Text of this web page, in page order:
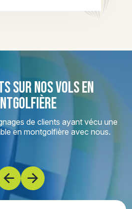
SUR NOS VOLS EN
de clients ayant vécu une
en montgolfière avec nous.